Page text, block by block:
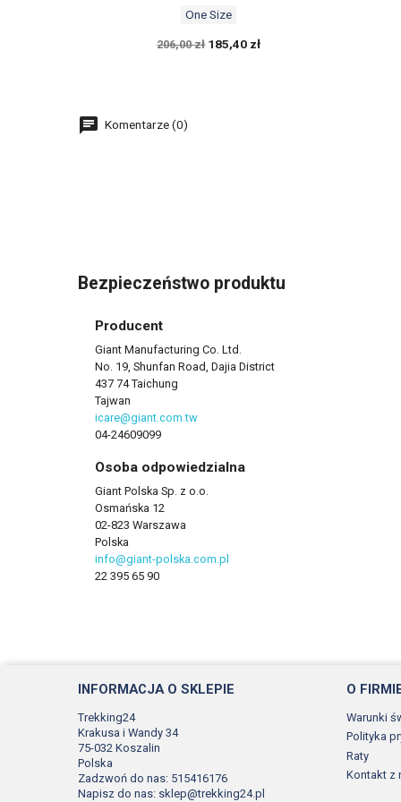
One Size
206,00 zł 185,40 zł
Komentarze (0)
Bezpieczeństwo produktu
Producent
Giant Manufacturing Co. Ltd.
No. 19, Shunfan Road, Dajia District
437 74 Taichung
Tajwan
icare@giant.com.tw
04-24609099
Osoba odpowiedzialna
Giant Polska Sp. z o.o.
Osmańska 12
02-823 Warszawa
Polska
info@giant-polska.com.pl
22 395 65 90
INFORMACJA O SKLEPIE
Trekking24
Krakusa i Wandy 34
75-032 Koszalin
Polska
Zadzwoń do nas: 515416176
Napisz do nas: sklep@trekking24.pl
O
Warunki
Polityka
Raty
Kontakt z